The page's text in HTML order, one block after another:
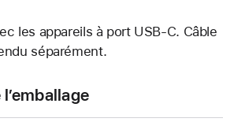
les appareils à port USB-C. Câble
séparément.